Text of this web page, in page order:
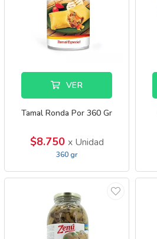
VER
Tamal Ronda Por 360 Gr
$8.750 x Unidad
360 gr